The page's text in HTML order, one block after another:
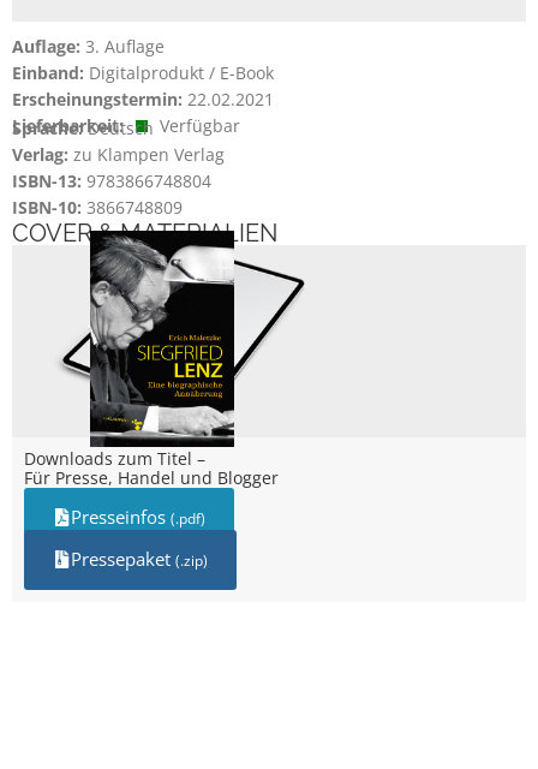
Auflage: 3. Auflage
Einband: Digitalprodukt / E-Book
Erscheinungstermin: 22.02.2021
Lieferbarkeit:
Verfügbar
Sprache:Deutsch
Verlag: zu Klampen Verlag
ISBN-13: 9783866748804
ISBN-10: 3866748809
COVER & MATERIALIEN
Downloads zum Titel –
Für Presse, Handel und Blogger
Presseinfos (.pdf)
Pressepaket (.zip)